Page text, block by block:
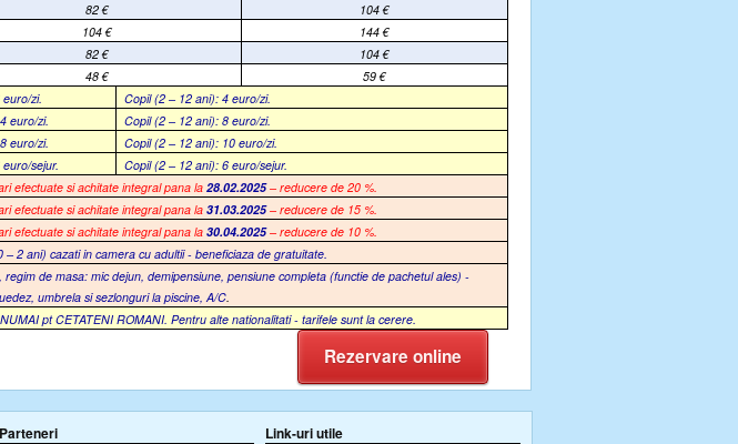
82€ 104€
104€ 144€
82 € 104 €
48€ 59€
zi.
Copil (2 – 12 ani): 4 euro/zi.
euro/zi.
Copil (2 – 12 ani): 8 euro/zi.
euro/zi.
Copil (2 – 12 ani): 10 euro/zi.
sejur. Copil (2 – 12 ani): 6 euro/sejur.
efectuate si achitate integral pana la28.02.2025 – reducere de 20 %.
efectuate si achitate integral pana la31.03.2025 – reducere de 15 %.
efectuate si achitate integral pana la30.04.2025 – reducere de 10 %.
– 2 ani) cazati in camera cu adultii - beneficiaza de gratuitate.
, regim de masa: mic dejun, demipensiune, pensiune completa (functie de pachetul ales) -
umbrela si sezlonguri la piscine,A/C.
pt CETATENI ROMANI. Pentru alte nationalitati - tarifele sunt la cerere.
Rezervare online
Parteneri Link-uri utile